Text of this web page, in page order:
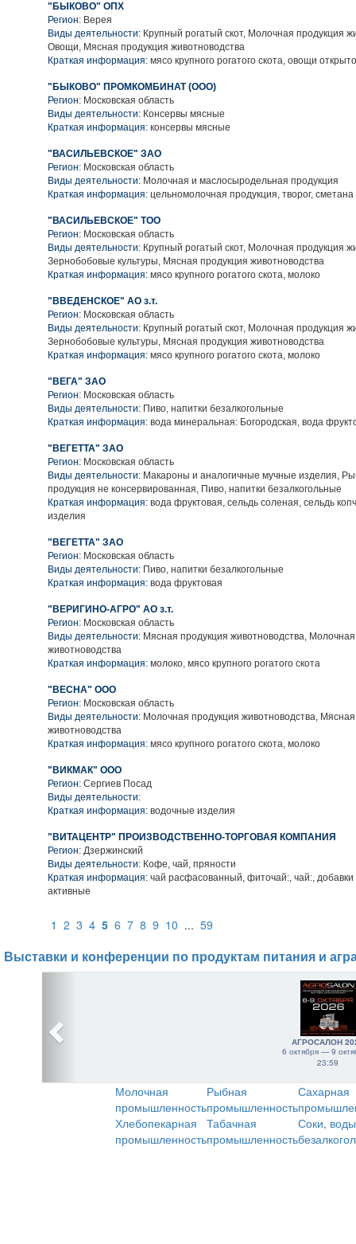
"БЫКОВО" ОПХ
Регион: Верея
Виды деятельности: Крупный рогатый скот, Молочная продукция
Овощи, Мясная продукция животноводства
Краткая информация: мясо крупного рогатого скота, овощи
"БЫКОВО" ПРОМКОМБИНАТ (ООО)
Регион: Московская область
Виды деятельности: Консервы мясные
Краткая информация: консервы мясные
"ВАСИЛЬЕВСКОЕ" ЗАО
Регион: Московская область
Виды деятельности: Молочная и маслосыродельная продукция
Краткая информация: цельномолочная продукция, творог, сметана
"ВАСИЛЬЕВСКОЕ" ТОО
Регион: Московская область
Виды деятельности: Крупный рогатый скот, Молочная продукция
Зернобобовые культуры, Мясная продукция животноводства
Краткая информация: мясо крупного рогатого скота, молоко
"ВВЕДЕНСКОЕ" АО з.т.
Регион: Московская область
Виды деятельности: Крупный рогатый скот, Молочная продукция
Зернобобовые культуры, Мясная продукция животноводства
Краткая информация: мясо крупного рогатого скота, молоко
"ВЕГА" ЗАО
Регион: Московская область
Виды деятельности: Пиво, напитки безалкогольные
Краткая информация: вода минеральная: Богородская, вода
"ВЕГЕТТА" ЗАО
Регион: Московская область
Виды деятельности: Макароны и аналогичные мучные изделия,
продукция не консервированная, Пиво, напитки безалкогольные
Краткая информация: вода фруктовая, сельдь соленая, сельдь
изделия
"ВЕГЕТТА" ЗАО
Регион: Московская область
Виды деятельности: Пиво, напитки безалкогольные
Краткая информация: вода фруктовая
"ВЕРИГИНО-АГРО" АО з.т.
Регион: Московская область
Виды деятельности: Мясная продукция животноводства,
животноводства
Краткая информация: молоко, мясо крупного рогатого скота
"ВЕСНА" ООО
Регион: Московская область
Виды деятельности: Молочная продукция животноводства,
животноводства
Краткая информация: мясо крупного рогатого скота, молоко
"ВИКМАК" ООО
Регион: Сергиев Посад
Виды деятельности:
Краткая информация: водочные изделия
"ВИТАЦЕНТР" ПРОИЗВОДСТВЕННО-ТОРГОВАЯ КОМПАНИЯ
Регион: Дзержинский
Виды деятельности: Кофе, чай, пряности
Краткая информация: чай расфасованный, фиточай:, чай:, добавки
активные
1 2 3 4 5 6 7 8 9 10 ... 59
Выставки и конференции по продуктам питания и
АГРОСАЛОН
6 октября — 9
23:59
Молочная
промышленность
Рыбная
промышленность
Сахарная
Хлебопекарная
промышленность
Табачная
промышленность
Соки,